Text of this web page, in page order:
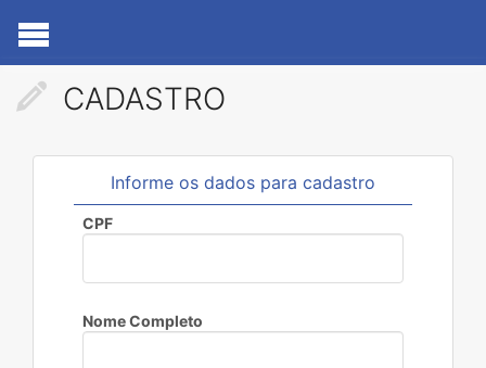
CADASTRO
Informe os dados para cadastro
CPF
Nome Completo